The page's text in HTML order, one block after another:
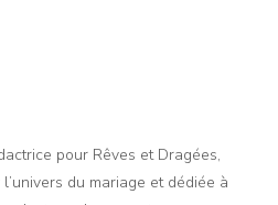
pour Rêves et Dragées,
du mariage et dédiée à